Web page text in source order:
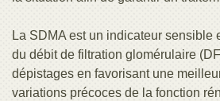
La SDMA est un indicateur sensible
du débit de filtration glomérulaire
dépistages en favorisant une
variations précoces de la fonction